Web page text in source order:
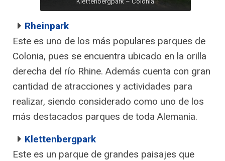
Rheinpark
Este es uno de los más populares parques de
Colonia, pues se encuentra ubicado en la orilla
derecha del río Rhine. Además cuenta con gran
cantidad de atracciones y actividades para
realizar, siendo considerado como uno de los
más destacados parques de toda Alemania.
Klettenbergpark
Este es un parque de grandes paisajes que